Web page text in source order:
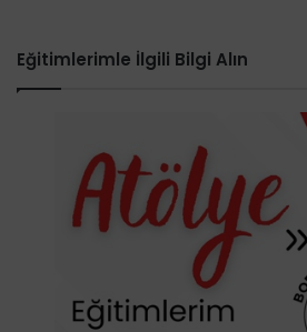
Eğitimlerimle İlgili Bilgi Alın